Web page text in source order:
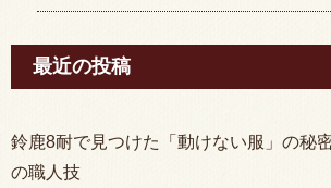
最近の投稿
鈴鹿8耐で見つけた「動けない服」の秘
の職人技